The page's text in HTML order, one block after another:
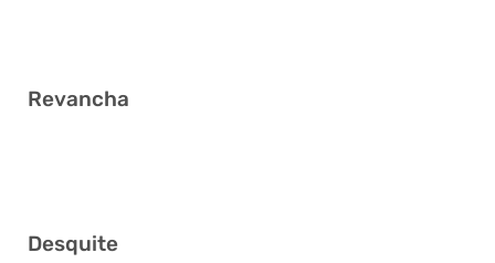
Revancha
Desquite